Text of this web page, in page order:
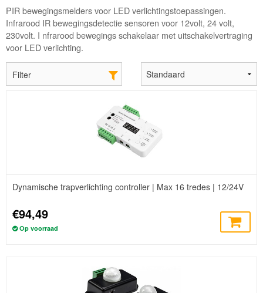
PIR bewegingsmelders voor LED verlichtingstoepassingen.
Infrarood IR bewegingsdetectie sensoren voor 12volt, 24 volt,
230volt. I nfrarood bewegings schakelaar met uitschakelvertraging
voor LED verlichting.
Filter
Dynamische trapverlichting controller | Max 16 tredes | 12/24V
€94,49
Op voorraad